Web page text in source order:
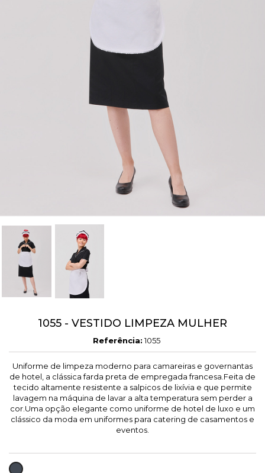
1055 - VESTIDO LIMPEZA MULHER
Referência: 1055
Uniforme de limpeza moderno para camareiras e governantas
de hotel, a clássica farda preta de empregada francesa.Feita de
tecido altamente resistente a salpicos de lixívia e que permite
lavagem na máquina de lavar a alta temperatura sem perder a
cor.Uma opção elegante como uniforme de hotel de luxo e um
clássico da moda em uniformes para catering de casamentos e
eventos.
PRETO